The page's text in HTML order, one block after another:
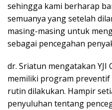
sehingga kami berharap
semuanya yang setelah
masing-masing untuk
sebagai pencegahan
dr. Sriatun mengatakan YJI
memiliki program
rutin dilakukan. Hampir
penyuluhan tentang